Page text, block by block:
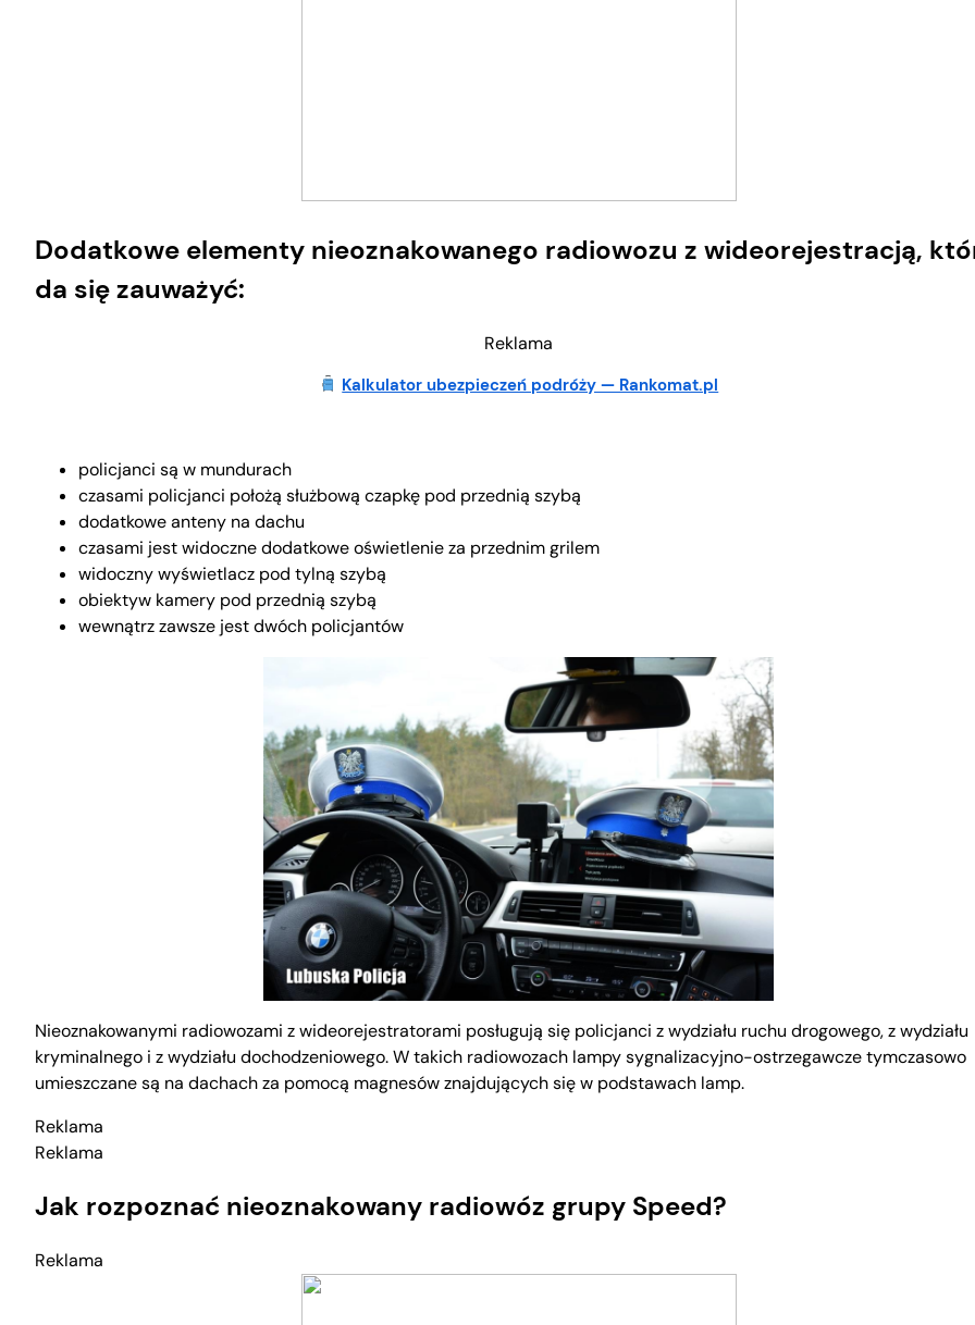
Dodatkowe elementy nieoznakowanego radiowozu z wideorejestracją,
da się zauważyć:
Reklama
Kalkulator ubezpieczeń podróży — Rankomat.pl
policjanci są w mundurach
czasami policjanci położą służbową czapkę pod przednią szybą
dodatkowe anteny na dachu
czasami jest widoczne dodatkowe oświetlenie za przednim grilem
widoczny wyświetlacz pod tylną szybą
obiektyw kamery pod przednią szybą
wewnątrz zawsze jest dwóch policjantów
Nieoznakowanymi radiowozami z wideorejestratorami posługują się policjanci z wydziału ruchu drogowego, z wydziału
kryminalnego i z wydziału dochodzeniowego. W takich radiowozach lampy sygnalizacyjno-ostrzegawcze tymczasowo
umieszczane są na dachach za pomocą magnesów znajdujących się w podstawach lamp.
Reklama
Reklama
Jak rozpoznać nieoznakowany radiowóz grupy Speed?
Reklama